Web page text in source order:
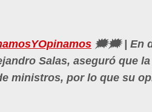
🗯🗯 | En
Salas, aseguró que
ministros, por lo que su